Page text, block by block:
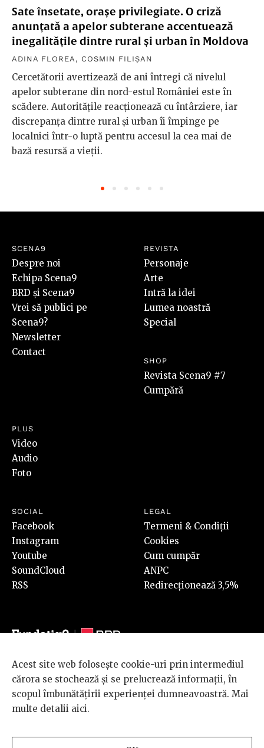
Sate însetate, orașe privilegiate. O criză
anunțată a apelor subterane accentuează
inegalitățile dintre rural și urban în Moldova
ADINA FLOREA , COSMIN FILIȘAN
Cercetătorii avertizează de ani întregi că nivelul
apelor subterane din nord-estul României este în
scădere. Autoritățile reacționează cu întârziere, iar
discrepanța dintre rural și urban îi împinge pe
localnici într-o luptă pentru accesul la cea mai de
bază resursă a vieții.
SCENA9
Despre noi
Echipa Scena9
BRD și Scena9
Vrei să publici pe
Scena9?
Newsletter
Contact
REVISTA
Personaje
Arte
Intră la idei
Lumea noastră
Special
SHOP
Revista Scena9 #7
Cumpără
PLUS
Video
Audio
Foto
SOCIAL
Facebook
Instagram
Youtube
SoundCloud
RSS
LEGAL
Termeni & Condiții
Cookies
Cum cumpăr
ANPC
Redirecționează 3,5%
© 2026 BRD Groupe Société Générale, toate drepturile rezervate.
Scena 9 este un proiect sustinut de
BRD GROUPE SOCIÉTÉ
GÉNÉRALE
Acest site web folosește cookie-uri prin intermediul
cărora se stochează și se prelucrează informații, în
scopul îmbunătățirii experienței dumneavoastră. Mai
multe detalii aici.